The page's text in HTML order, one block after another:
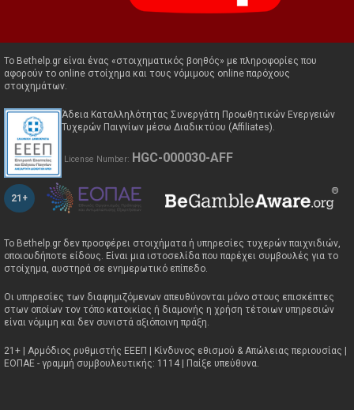
To Βethelp.gr είναι ένας «στοιχηματικός βοηθός» με πληροφορίες που
αφορούν το online στοίχημα και τους νόμιμους online παρόχους
στοιχημάτων.
Άδεια Καταλληλότητας Συνεργάτη Προωθητικών Ενεργειών
Τυχερών Παιγνίων μέσω Διαδικτύου (Αffiliates).
License Number: HGC-000030-AFF
21+
Το Bethelp.gr δεν προσφέρει στοιχήματα ή υπηρεσίες τυχερών παιχνιδιών,
οποιουδήποτε είδους. Είναι μια ιστοσελίδα που παρέχει συμβουλές για το
στοίχημα, αυστηρά σε ενημερωτικό επίπεδο.
Οι υπηρεσίες των διαφημιζόμενων απευθύνονται μόνο στους επισκέπτες
στων οποίων τον τόπο κατοικίας ή διαμονής η χρήση τέτοιων υπηρεσιών
είναι νόμιμη και δεν συνιστά αξιόποινη πράξη.
21+ | Αρμόδιος ρυθμιστής ΕΕΕΠ | Κίνδυνος εθισμού & Απώλειας περιουσίας |
ΕΟΠΑΕ - γραμμή συμβουλευτικής: 1114 | Παίξε υπεύθυνα.